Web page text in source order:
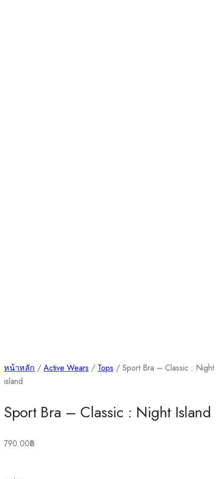
หน้าหลัก / Active Wears / Tops / Sport Bra – Classic : Night
island
Sport Bra – Classic : Night Island
790.00฿